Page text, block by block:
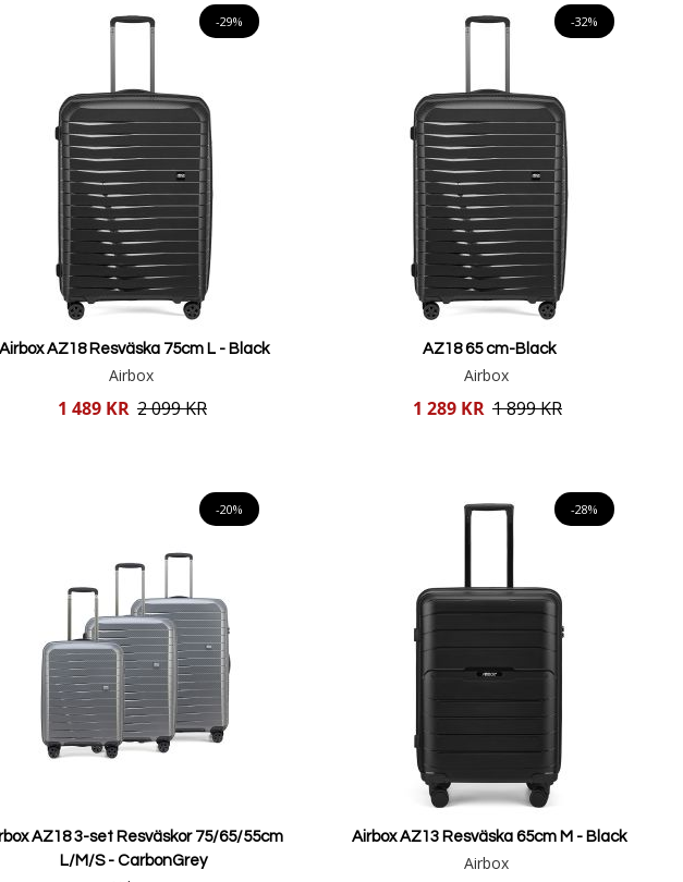
-29%
Airbox AZ18 Resväska 75cm L - Black
Airbox
1 489 KR 2 099 KR
-32%
AZ18 65 cm-Black
Airbox
1 289 KR 1 899 KR
-20%
AZ18 3-set Resväskor 75/65/55cm
L/M/S - CarbonGrey
-28%
Airbox AZ13 Resväska 65cm M - Black
Airbox